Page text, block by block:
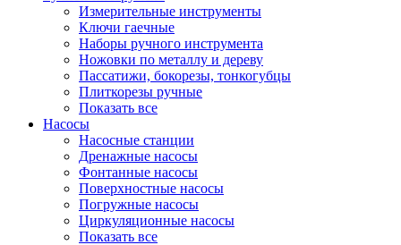
Измерительные инструменты
Ключи гаечные
Наборы ручного инструмента
Ножовки по металлу и дереву
Пассатижи, бокорезы, тонкогубцы
Плиткорезы ручные
Показать все
Насосы
Насосные станции
Дренажные насосы
Фонтанные насосы
Поверхностные насосы
Погружные насосы
Циркуляционные насосы
Показать все